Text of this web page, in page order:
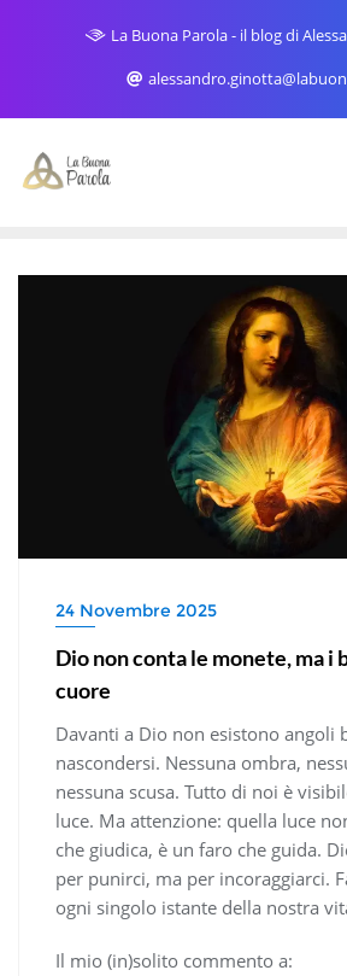
La Buona Parola - il blog di
24 Novembre 2025
Dio non conta le monete, ma i
cuore
Davanti a Dio non esistono angoli
nascondersi. Nessuna ombra,
nessuna scusa. Tutto di noi è
luce. Ma attenzione: quella luce
che giudica, è un faro che guida.
per punirci, ma per incoraggiarci.
ogni singolo istante della nostra
Il mio (in)solito commento a: